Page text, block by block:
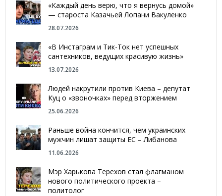
«Каждый день верю, что я вернусь домой»
— староста Казачьей Лопани Вакуленко
28.07.2026
«В Инстаграм и Тик-Ток нет успешных
сантехников, ведущих красивую жизнь»
13.07.2026
Людей накрутили против Киева – депутат
Куц о «звоночках» перед вторжением
25.06.2026
Раньше война кончится, чем украинских
мужчин лишат защиты ЕС – Либанова
11.06.2026
Мэр Харькова Терехов стал флагманом
нового политического проекта –
политолог